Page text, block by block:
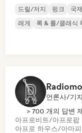
드릴/저지 펑크 국
레게
록 & 롤/클래식
언론사/기
> 700 개의 답변
아프로비트/아프로팝
아프로 하우스/아마피